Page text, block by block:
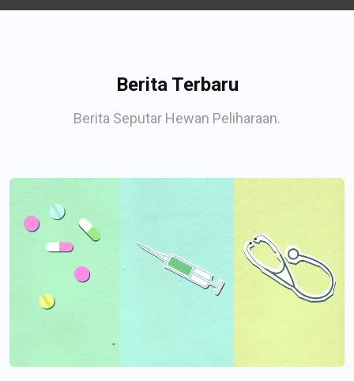
Berita Terbaru
Berita Seputar Hewan Peliharaan.